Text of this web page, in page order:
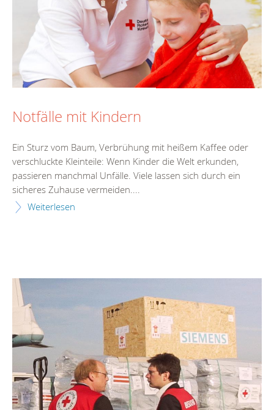
Notfälle mit Kindern
Ein Sturz vom Baum, Verbrühung mit heißem Kaffee oder
verschluckte Kleinteile: Wenn Kinder die Welt erkunden,
passieren manchmal Unfälle. Viele lassen sich durch ein
sicheres Zuhause vermeiden....
Weiterlesen